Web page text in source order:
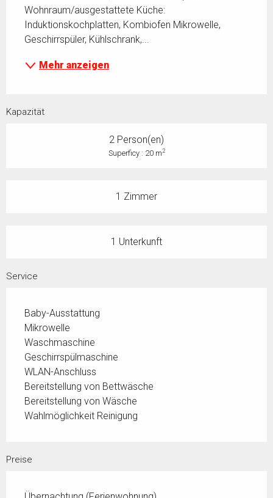
Wohnraum/ausgestattete Küche:
Induktionskochplatten, Kombiofen Mikrowelle,
Geschirrspüler, Kühlschrank,...
Mehr anzeigen
Kapazität
2 Person(en)
Superficy : 20 m2
1 Zimmer
1 Unterkunft
Service
Baby-Ausstattung
Mikrowelle
Waschmaschine
Geschirrspülmaschine
WLAN-Anschluss
Bereitstellung von Bettwäsche
Bereitstellung von Wäsche
Wahlmöglichkeit Reinigung
Preise